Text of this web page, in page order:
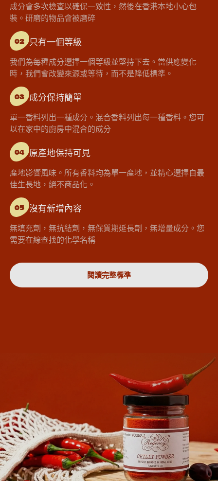
成分會多次檢查以確保一致性，然後在香港本地小心包
裝。研磨的物品會被磨碎
02 只有一個等級
我們為每種成分選擇一個等級並堅持下去。當供應變化
時，我們會改變來源或等待，而不是降低標準。
03 成分保持簡單
單一香料列出一種成分。混合香料列出每一種香料。您可
以在家中的廚房中混合的成分
04 原產地保持可見
產地影響風味。所有香料均為單一產地，並精心選擇自最
佳生長地，絕不商品化。
05 沒有新增內容
無填充劑，無抗結劑，無保質期延長劑，無增量成分。您
需要在線查找的化學名稱
閱讀完整標準